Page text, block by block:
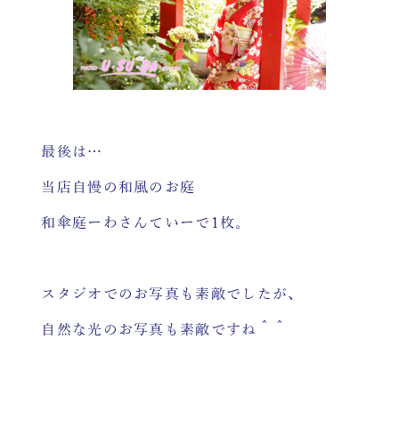
最後は…
当店自慢の和風のお庭
和傘庭ーわさんていーで1枚。
スタジオでのお写真も素敵でしたが、
自然な光のお写真も素敵ですね＾＾